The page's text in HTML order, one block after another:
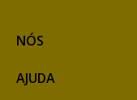
NÓS
AJUDA